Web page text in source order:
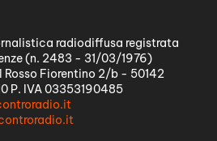
radiodiffusa registrata
(n. 2483 - 31/03/1976)
Fiorentino 2/b - 50142
P. IVA 03353190485